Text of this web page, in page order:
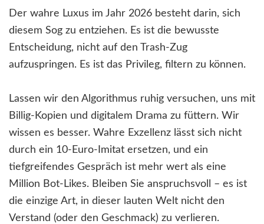
Der wahre Luxus im Jahr 2026 besteht darin, sich
diesem Sog zu entziehen. Es ist die bewusste
Entscheidung, nicht auf den Trash-Zug
aufzuspringen. Es ist das Privileg, filtern zu können.
Lassen wir den Algorithmus ruhig versuchen, uns mit
Billig-Kopien und digitalem Drama zu füttern. Wir
wissen es besser. Wahre Exzellenz lässt sich nicht
durch ein 10-Euro-Imitat ersetzen, und ein
tiefgreifendes Gespräch ist mehr wert als eine
Million Bot-Likes. Bleiben Sie anspruchsvoll – es ist
die einzige Art, in dieser lauten Welt nicht den
Verstand (oder den Geschmack) zu verlieren.